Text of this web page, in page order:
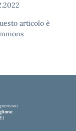
articolo è
iniziale della scuola